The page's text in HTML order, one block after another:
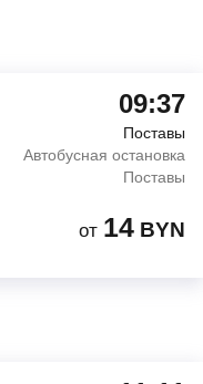
09:37
Поставы
Автобусная остановка
Поставы
от 14 BYN